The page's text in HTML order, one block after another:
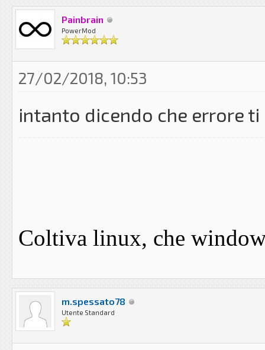
Painbrain
PowerMod
27/02/2018, 10:53
intanto dicendo che errore ti
Coltiva linux, che
m.spessato78
Utente Standard